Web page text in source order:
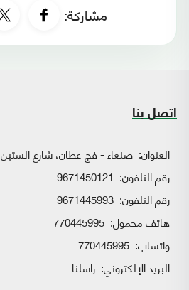
مشاركة:
اتصل بنا
العنوان: صنعاء - فج عطان، شارع الستين
رقم التلفون: 9671450121
رقم التلفون: 9671445993
هاتف محمول: 770445995
واتساب:
البريد الإلكتروني: راسلنا